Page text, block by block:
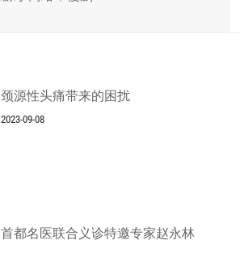
颈源性头痛带来的困扰
2023-09-08
首都名医联合义诊特邀专家赵永林